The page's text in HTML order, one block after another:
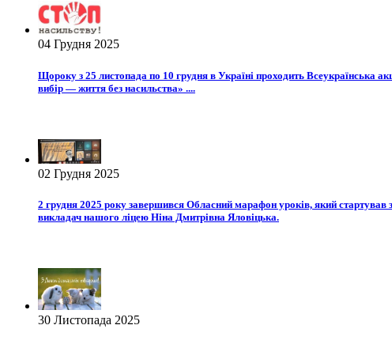
04 Грудня 2025
Щороку з 25 листопада по 10 грудня в Україні проходить Всеукраїнська
вибір — життя без насильства» ....
02 Грудня 2025
2 грудня 2025 року завершився Обласний марафон уроків, який
викладач нашого ліцею Ніна Дмитрівна Яловіцька.
30 Листопада 2025